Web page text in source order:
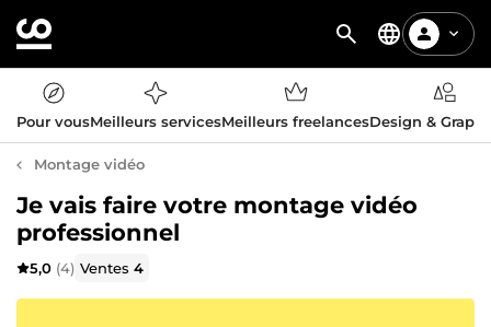
Pour vousMeilleurs servicesMeilleurs freelancesDesign &
Montage vidéo
Je vais faire votre montage vidéo
professionnel
5,0 (4) Ventes4